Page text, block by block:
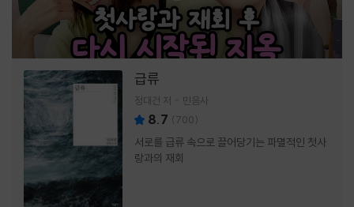
급류
정대건 저 민음사
8.7 (700)
서로를 급류 속으로 끌어당기는 파멸적인 첫사
랑과의 재회